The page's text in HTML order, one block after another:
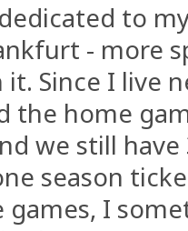
to
- more
Since I live
the home
we still
season
I